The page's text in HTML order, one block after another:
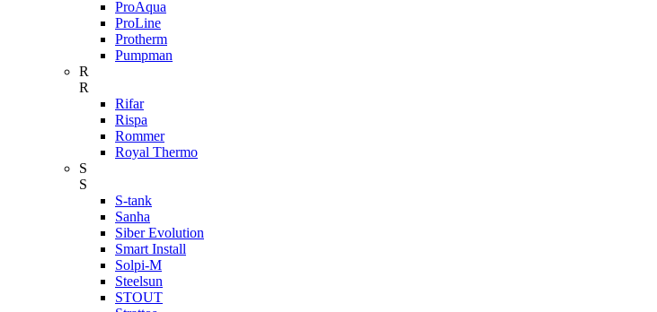
ProAqua
ProLine
Protherm
Pumpman
R
R
Rifar
Rispa
Rommer
Royal Thermo
S
S
S-tank
Sanha
Siber Evolution
Smart Install
Solpi-M
Steelsun
STOUT